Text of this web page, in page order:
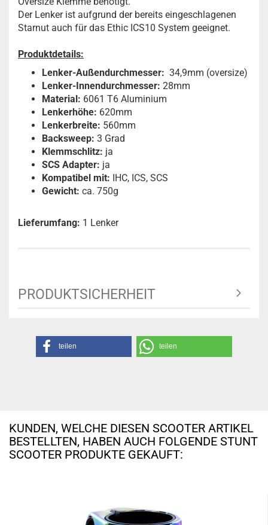
Der Lenker ist aufgrund der bereits eingeschlagenen
Starnut auch für das Ethic ICS10 System geeignet.
Produktdetails:
Lenker-Außendurchmesser: 34,9mm (oversize)
Lenker-Innendurchmesser: 28mm
Material: 6061 T6 Aluminium
Lenkerhöhe: 620mm
Lenkerbreite: 560mm
Backsweep: 3 Grad
Klemmschlitz: ja
SCS Adapter: ja
Kompatibel mit: IHC, ICS, SCS
Gewicht: ca. 750g
Lieferumfang: 1 Lenker
PRODUKTSICHERHEIT
teilen teilen
KUNDEN, WELCHE DIESEN SCOOTER ARTIKEL
BESTELLTEN, HABEN AUCH FOLGENDE STUNT
SCOOTER PRODUKTE GEKAUFT: